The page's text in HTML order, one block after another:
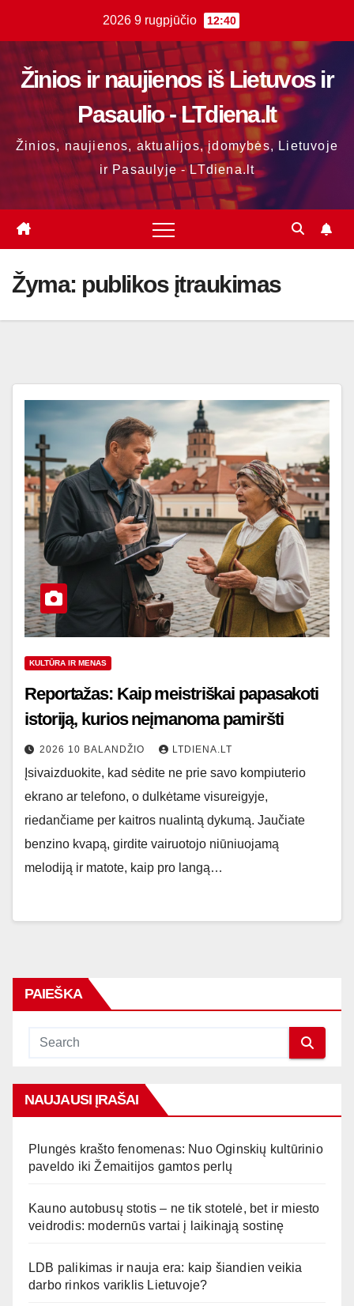
content
2026 9 rugpjūčio 12:40
Žinios ir naujienos iš Lietuvos ir
Pasaulio - LTdiena.lt
Žinios, naujienos, aktualijos, įdomybės, Lietuvoje
ir Pasaulyje - LTdiena.lt
Žyma: publikos įtraukimas
KULTŪRA IR MENAS
Reportažas: Kaip meistriškai papasakoti
istoriją, kurios neįmanoma pamiršti
2026 10 BALANDŽIO LTDIENA.LT
Įsivaizduokite, kad sėdite ne prie savo kompiuterio
ekrano ar telefono, o dulkėtame visureigyje,
riedančiame per kaitros nualintą dykumą. Jaučiate
benzino kvapą, girdite vairuotojo niūniuojamą
melodiją ir matote, kaip pro langą…
PAIEŠKA
NAUJAUSI ĮRAŠAI
Plungės krašto fenomenas: Nuo Oginskių kultūrinio
paveldo iki Žemaitijos gamtos perlų
Kauno autobusų stotis – ne tik stotelė, bet ir miesto
veidrodis: modernūs vartai į laikinąją sostinę
LDB palikimas ir nauja era: kaip šiandien veikia
darbo rinkos variklis Lietuvoje?